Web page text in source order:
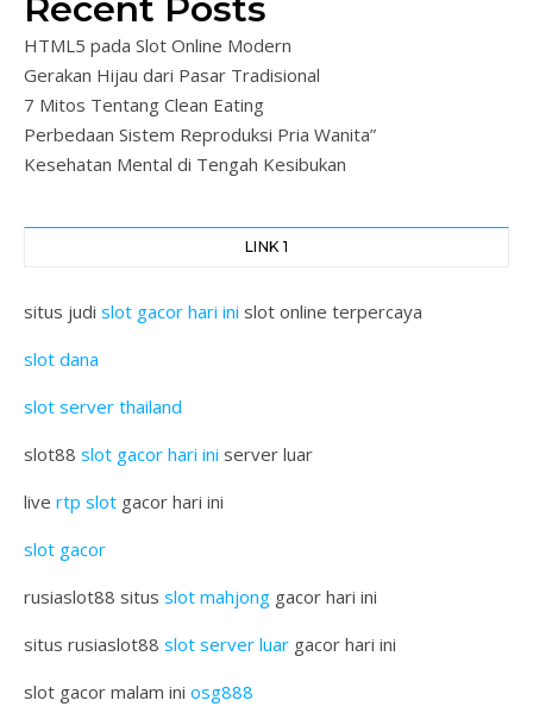
Recent Posts
HTML5 pada Slot Online Modern
Gerakan Hijau dari Pasar Tradisional
7 Mitos Tentang Clean Eating
Perbedaan Sistem Reproduksi Pria Wanita”
Kesehatan Mental di Tengah Kesibukan
LINK 1
situs judi slot gacor hari ini slot online terpercaya
slot dana
slot server thailand
slot88 slot gacor hari ini server luar
live rtp slot gacor hari ini
slot gacor
rusiaslot88 situs slot mahjong gacor hari ini
situs rusiaslot88 slot server luar gacor hari ini
slot gacor malam ini osg888